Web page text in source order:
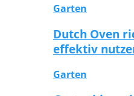
Garten
Dutch Oven
effektiv
Garten